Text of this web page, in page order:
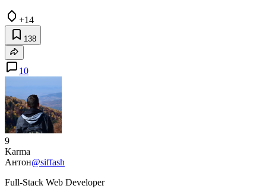
+14
138
10
9
Karma
Антон@siffash
Full-Stack Web Developer